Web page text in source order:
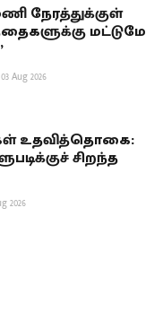
நேரத்துக்குள்
மட்டுமே
03 Aug 2026
உதவித்தொகை:
சிறந்த
2026